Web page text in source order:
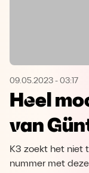
09.05.2023 - 03:17
Heel
van
K3 zoekt het niet
nummer met